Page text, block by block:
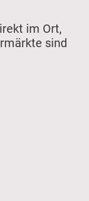
im Ort,
sind